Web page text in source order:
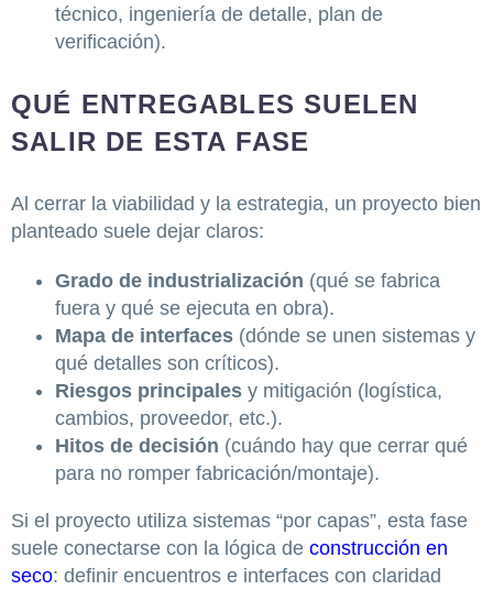
técnico, ingeniería de detalle, plan de
verificación).
QUÉ ENTREGABLES SUELEN
SALIR DE ESTA FASE
Al cerrar la viabilidad y la estrategia, un proyecto bien
planteado suele dejar claros:
Grado de industrialización (qué se fabrica
fuera y qué se ejecuta en obra).
Mapa de interfaces (dónde se unen sistemas y
qué detalles son críticos).
Riesgos principales y mitigación (logística,
cambios, proveedor, etc.).
Hitos de decisión (cuándo hay que cerrar qué
para no romper fabricación/montaje).
Si el proyecto utiliza sistemas “por capas”, esta fase
suele conectarse con la lógica de construcción en
seco: definir encuentros e interfaces con claridad